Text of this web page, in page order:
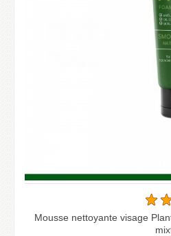
Mousse nettoyante visage